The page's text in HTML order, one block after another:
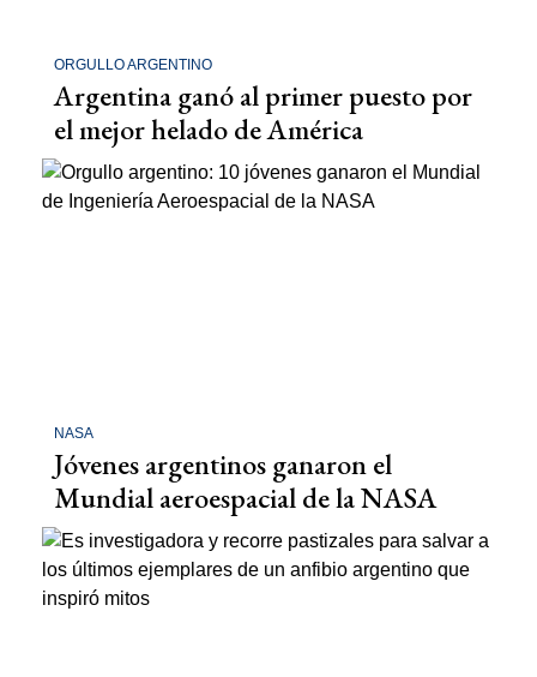
ORGULLO ARGENTINO
Argentina ganó al primer puesto por
el mejor helado de América
NASA
Jóvenes argentinos ganaron el
Mundial aeroespacial de la NASA